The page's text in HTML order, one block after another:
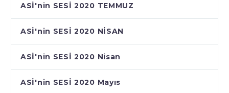
ASİ'nin SESİ 2020 TEMMUZ
ASİ'nin SESİ 2020 NİSAN
ASİ'nin SESİ 2020 Nisan
ASİ'nin SESİ 2020 Mayıs